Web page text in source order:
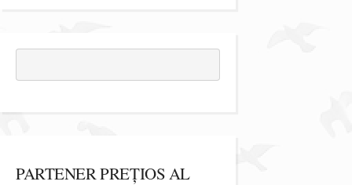
PARTENER PREȚIOS AL